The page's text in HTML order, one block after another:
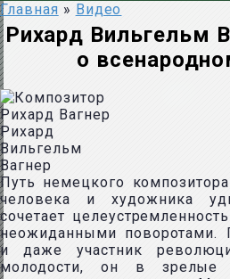
Главная » Видео
Рихард Вильгельм
о
Рихард
Вильгельм
Вагнер
Путь немецкого
человека и художника
сочетает
неожиданными поворотами.
и даже участник
молодости, он в зрелые